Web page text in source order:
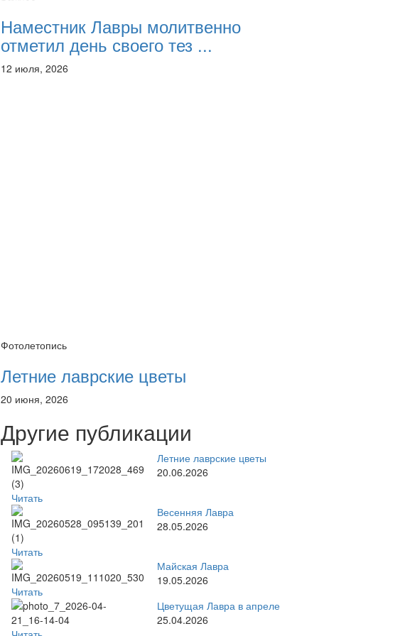
Наместник Лавры молитвенно
отметил день своего тез ...
12 июля, 2026
Фотолетопись
Летние лаврские цветы
20 июня, 2026
Другие публикации
Читать
Летние лаврские цветы
20.06.2026
Читать
Весенняя Лавра
28.05.2026
Читать
Майская Лавра
19.05.2026
Цветущая Лавра в апреле
25.04.2026